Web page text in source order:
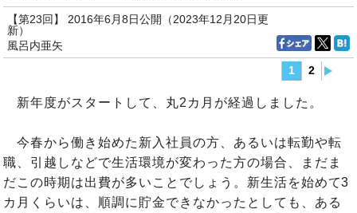
【第23回】 2016年6月8日公開（2023年12月20日更
新）
風呂内亜矢
1
2
新年度がスタートして、丸2カ月が経過しました。
今春から働き始めた新入社員の方、あるいは転勤や転
職、引越しなどで生活環境が変わった方の場合、まだま
だこの時期は出費が多いことでしょう。新生活を始めて3
カ月くらいは、順調に貯金できなかったとしても、ある